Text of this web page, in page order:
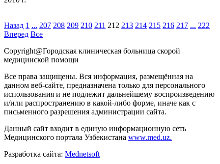
Назад 1 ... 207 208 209 210 211 212 213 214 215 216 217 ... 222
Вперед Все
Copyright@Городская клиническая больница скорой
медицинской помощи
Все права защищены. Вся информация, размещённая на
данном веб-сайте, предназначена только для персонального
использования и не подлежит дальнейшему воспроизведению
и/или распространению в какой-либо форме, иначе как с
письменного разрешения администрации сайта.
Данный сайт входит в единую информационную сеть
Медицинского портала Узбекистана www.med.uz.
Разработка сайта: Mednetsoft